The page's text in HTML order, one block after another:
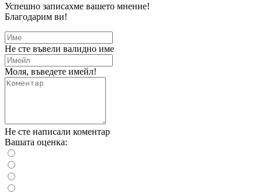
Успешно записахме вашето мнение!
Благодарим ви!
Не сте въвели валидно име
Моля, въведете имейл!
Не сте написали коментар
Вашата оценка: